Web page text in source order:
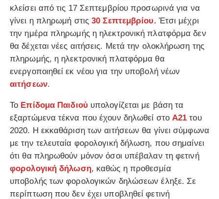
κλείσει από τις 17 Σεπτεμβρίου προσωρινά για να
γίνει η πληρωμή στις30 Σεπτεμβρίου. Έτσι μέχρι
την ημέρα πληρωμής η ηλεκτρονική πλατφόρμα δεν
θα δέχεται νέες αιτήσεις. Μετά την ολοκλήρωση της
πληρωμής, η ηλεκτρονική πλατφόρμα θα
ενεργοποιηθεί εκ νέου για την υποβολή νέων
αιτήσεων.
Το Επίδομα Παιδιούυπολογίζεται με βάση τα
εξαρτώμενα τέκνα που έχουν δηλωθεί στο Α21 του
2020. Η εκκαθάριση των αιτήσεων θα γίνει σύμφωνα
με την τελευταία φορολογική δήλωση, που σημαίνει
ότι θα πληρωθούν μόνον όσοι υπέβαλαν τη φετινή
φορολογική δήλωση, καθώς η προθεσμία
υποβολής των φορολογικών δηλώσεων έληξε. Σε
περίπτωση που δεν έχει υποβληθεί φετινή